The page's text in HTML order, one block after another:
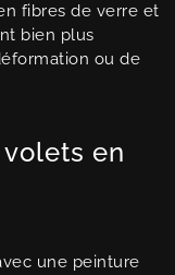
fibres de verre et
bien plus
ou de
en
une peinture